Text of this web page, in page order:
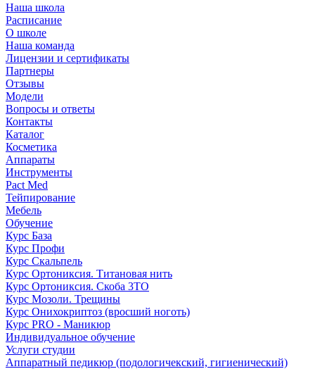
Наша школа
Расписание
О школе
Наша команда
Лицензии и сертификаты
Партнеры
Отзывы
Модели
Вопросы и ответы
Контакты
Каталог
Косметика
Аппараты
Инструменты
Pact Med
Тейпирование
Мебель
Обучение
Курс База
Курс Профи
Курс Скальпель
Курс Ортониксия. Титановая нить
Курс Ортониксия. Скоба 3ТО
Курс Мозоли. Трещины
Курс Онихокриптоз (вросший ноготь)
Курс PRO - Маникюр
Индивидуальное обучение
Услуги студии
Аппаратный педикюр (подологичекский, гигиенический)